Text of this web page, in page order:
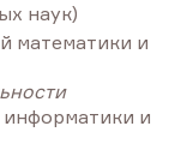
наук)
математики и
и